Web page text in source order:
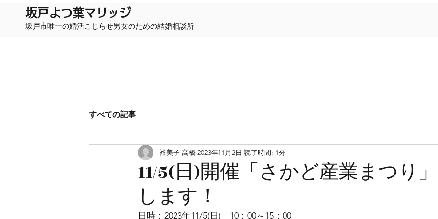
​坂戸よつ葉マリッジ
坂戸市唯一の婚活こじらせ男女のための結婚相談所
すべての記事
11/5(日)開催「さかど産業まつり
します！
裕美子 高橋 2023年11月2日 読了時間: 1分
日時：2023年11/5(日)　10：00～15：00